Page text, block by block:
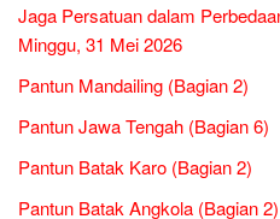
Jaga Persatuan dalam
Minggu, 31 Mei 2026
Pantun Mandailing (Bagian 2)
Pantun Jawa Tengah (Bagian 6)
Pantun Batak Karo (Bagian 2)
Pantun Batak Angkola (Bagian 2)